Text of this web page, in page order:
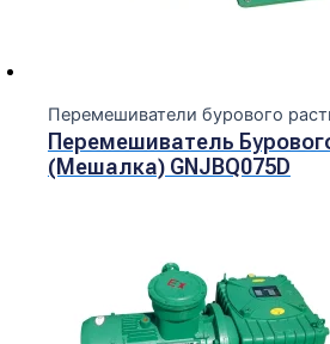
Перемешиватели бурового
Перемешиватель
(мешалка) GNJBQ075D